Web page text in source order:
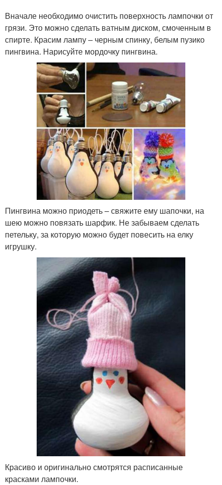
Вначале необходимо очистить поверхность лампочки от
грязи. Это можно сделать ватным диском, смоченным в
спирте. Красим лампу – черным спинку, белым пузико
пингвина. Нарисуйте мордочку пингвина.
Пингвина можно приодеть – свяжите ему шапочки, на
шею можно повязать шарфик. Не забываем сделать
петельку, за которую можно будет повесить на елку
игрушку.
Красиво и оригинально смотрятся расписанные
красками лампочки.